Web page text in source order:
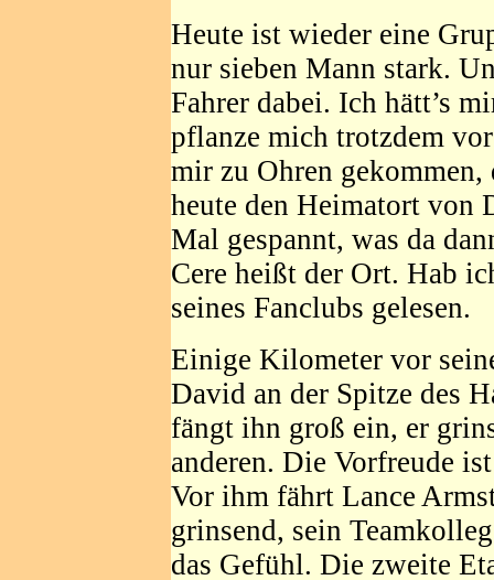
Heute ist wieder eine
nur sieben Mann stark.
Fahrer dabei. Ich hätt’s
pflanze mich trotzdem
mir zu Ohren gekommen,
heute den Heimatort von
Mal gespannt, was da
Cere heißt der Ort. Hab
seines Fanclubs gelesen.
Einige Kilometer vor
David an der Spitze des
fängt ihn groß ein, er
anderen. Die Vorfreude
Vor ihm fährt Lance
grinsend, sein
das Gefühl. Die zweite